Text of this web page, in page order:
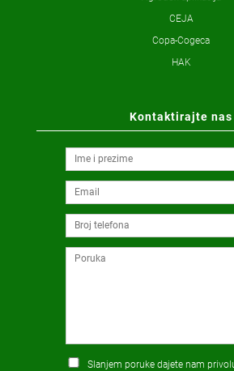
CEJA
Copa-Cogeca
HAK
Kontaktirajte nas
Slanjem poruke dajete nam